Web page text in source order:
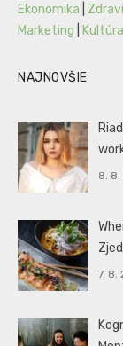
Ekonomika
Marketing
Kultúra
NAJNOVŠIE
8. 8.
7. 8.